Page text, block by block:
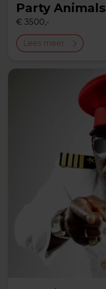
Party Animals
€ 3500,-
Lees meer